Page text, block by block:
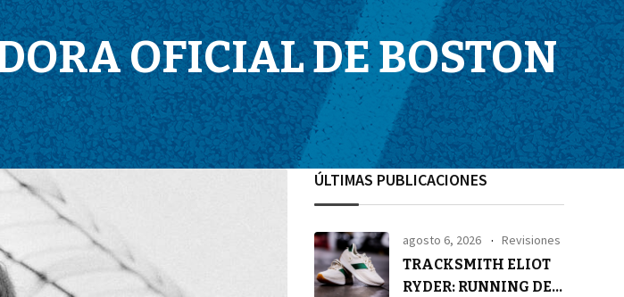
OFICIAL DE BOSTON
ÚLTIMAS PUBLICACIONES
agosto 6, 2026 Revisiones
TRACKSMITH ELIOT
RYDER: RUNNING DE